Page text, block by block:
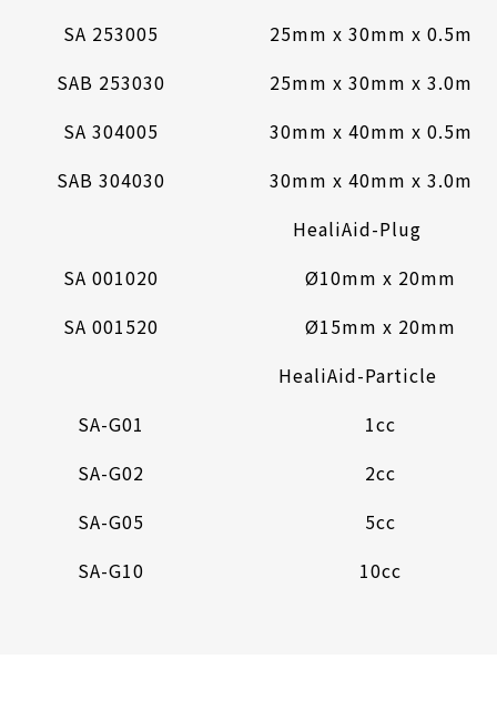
SA 253005
25mm x 30mm x 0.5mm
SAB 253030
25mm x 30mm x 3.0mm
SA 304005
30mm x 40mm x 0.5mm
SAB 304030
30mm x 40mm x 3.0mm
HealiAid-Plug
SA 001020
Ø10mm x 20mm
SA 001520
Ø15mm x 20mm
HealiAid-Particle
SA-G01
1cc
SA-G02
2cc
SA-G05
5cc
SA-G10
10cc